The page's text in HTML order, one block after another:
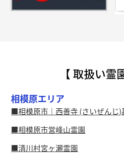
【 取扱い霊
相模原エリア
相模原市｜西善寺 (さいぜんじ)
相模原市営峰山霊園
清川村宮ヶ瀬霊園